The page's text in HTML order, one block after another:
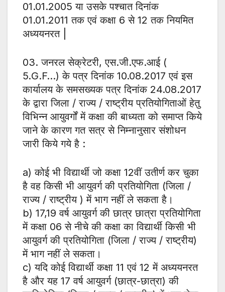
01.01.2005 या उसके पश्चात दिनांक
01.01.2011 तक एवं कक्षा 6 से 12 तक नियमित
अध्ययनरत |
03. जनरल सेक्रेटरी, एस.जी.एफ.आई (
5.G.F…) के पत्र दिनांक 10.08.2017 एवं इस
कार्यालय के समसख्यक पत्र दिनांक 24.08.2017
के द्वारा जिला / राज्य / राष्ट्रीय प्रतियोगिताओं हेतु
विभिन्न आयुवर्गों में कक्षा की बाध्यता को समाप्त किये
जाने के कारण गत सत्र से निम्नानुसार संशोधन
जारी किये गये है :
a) कोई भी विद्यार्थी जो कक्षा 12वीं उतीर्ण कर चुका
है वह किसी भी आयुवर्ग की प्रतियोगिता (जिला /
राज्य / राष्ट्रीय ) में भाग नहीं ले सकता है।
b) 17,19 वर्ष आयुवर्ग की छात्र छात्रा प्रतियोगिता
में कक्षा 06 से नीचे की कक्षा का विद्यार्थी किसी भी
आयुवर्ग की प्रतियोगिता (जिला / राज्य / राष्ट्रीय)
में भाग नहीं ले सकता।
c) यदि कोई विद्यार्थी कक्षा 11 एवं 12 में अध्ययनरत
है और यह 17 वर्ष आयुवर्ग (छात्र-छात्रा) की